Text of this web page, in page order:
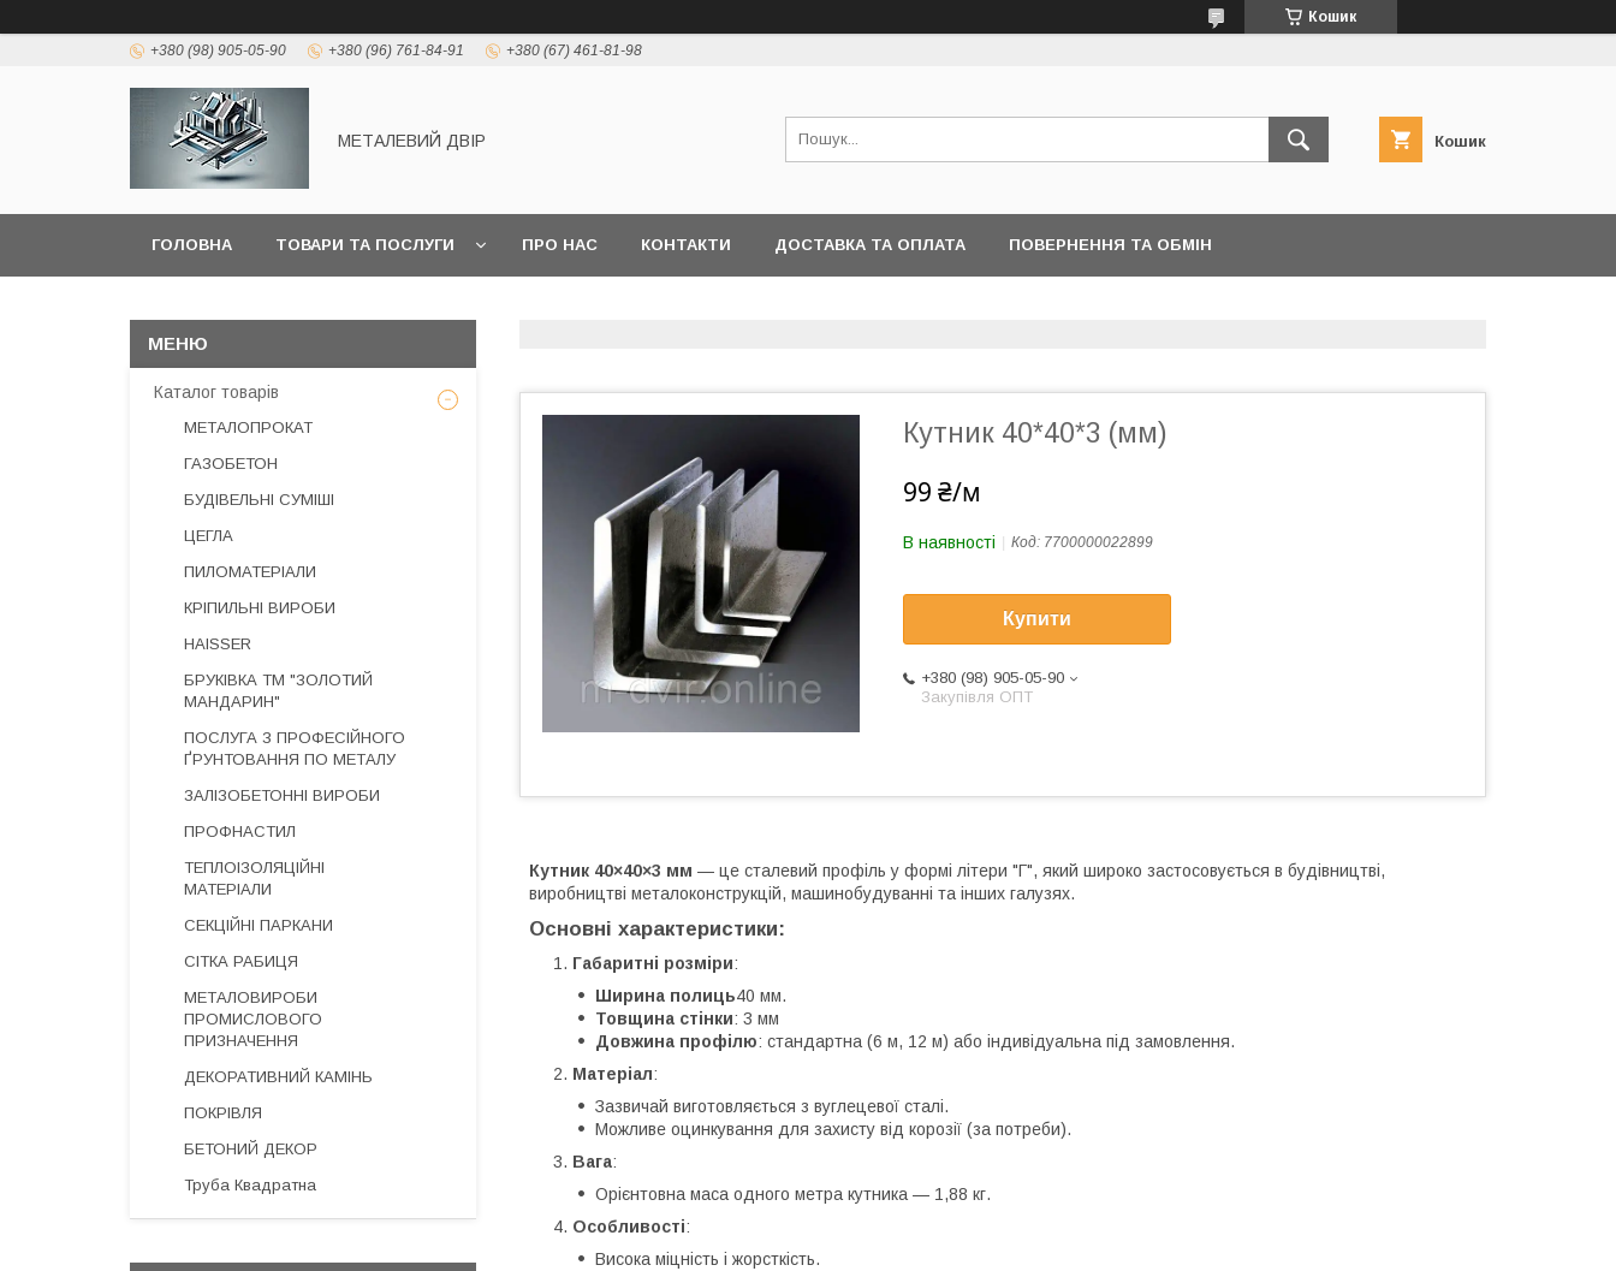
Кошик
+380 (98) 905-05-90 +380 (96) 761-84-91 +380 (67) 461-81-98
МЕТАЛЕВИЙ ДВІР Кошик
ГОЛОВНА ТОВАРИ ТА ПОСЛУГИ ПРО НАС КОНТАКТИ ДОСТАВКА ТА ОПЛАТА ПОВЕРНЕННЯ ТА ОБМІН
Кутник 40*40*3 (мм)
99 ₴/м
В наявності Код: 7700000022899
Купити
+380 (98) 905-05-90
Закупівля ОПТ
Кутник 40×40×3 мм — це сталевий профіль у формі літери "Г", який широко застосовується в будівництві,
виробництві металоконструкцій, машинобудуванні та інших галузях.
Основні характеристики:
Габаритні розміри:
Ширина полиць40 мм.
Товщина стінки: 3 мм
Довжина профілю: стандартна (6 м, 12 м) або індивідуальна під замовлення.
Матеріал:
Зазвичай виготовляється з вуглецевої сталі.
Можливе оцинкування для захисту від корозії (за потреби).
Вага:
Орієнтовна маса одного метра кутника — 1,88 кг.
Особливості:
Висока міцність і жорсткість.
Каталог товарів
МЕТАЛОПРОКАТ
ГАЗОБЕТОН
БУДІВЕЛЬНІ СУМІШІ
ЦЕГЛА
ПИЛОМАТЕРІАЛИ
КРІПИЛЬНІ ВИРОБИ
HAISSER
БРУКІВКА ТМ "ЗОЛОТИЙ
МАНДАРИН"
ПОСЛУГА З ПРОФЕСІЙНОГО
ҐРУНТОВАННЯ ПО МЕТАЛУ
ЗАЛІЗОБЕТОННІ ВИРОБИ
ПРОФНАСТИЛ
ТЕПЛОІЗОЛЯЦІЙНІ
МАТЕРІАЛИ
СЕКЦІЙНІ ПАРКАНИ
СІТКА РАБИЦЯ
МЕТАЛОВИРОБИ
ПРОМИСЛОВОГО
ПРИЗНАЧЕННЯ
ДЕКОРАТИВНИЙ КАМІНЬ
ПОКРІВЛЯ
БЕТОНИЙ ДЕКОР
Труба Квадратна